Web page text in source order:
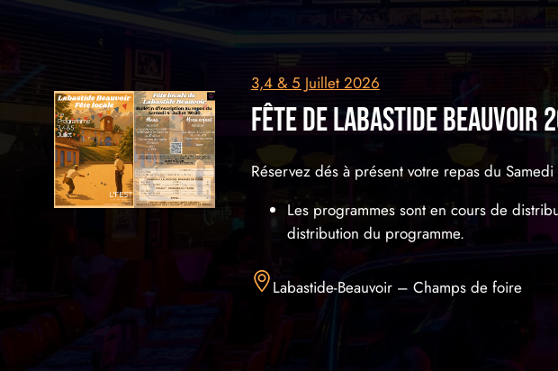
3,4 & 5 Juillet 2026
fête de labastide beauvoir
Réservez dés à présent votre repas du
Les programmes sont en cours de
distribution du programme.
Labastide-Beauvoir – Champs de foire